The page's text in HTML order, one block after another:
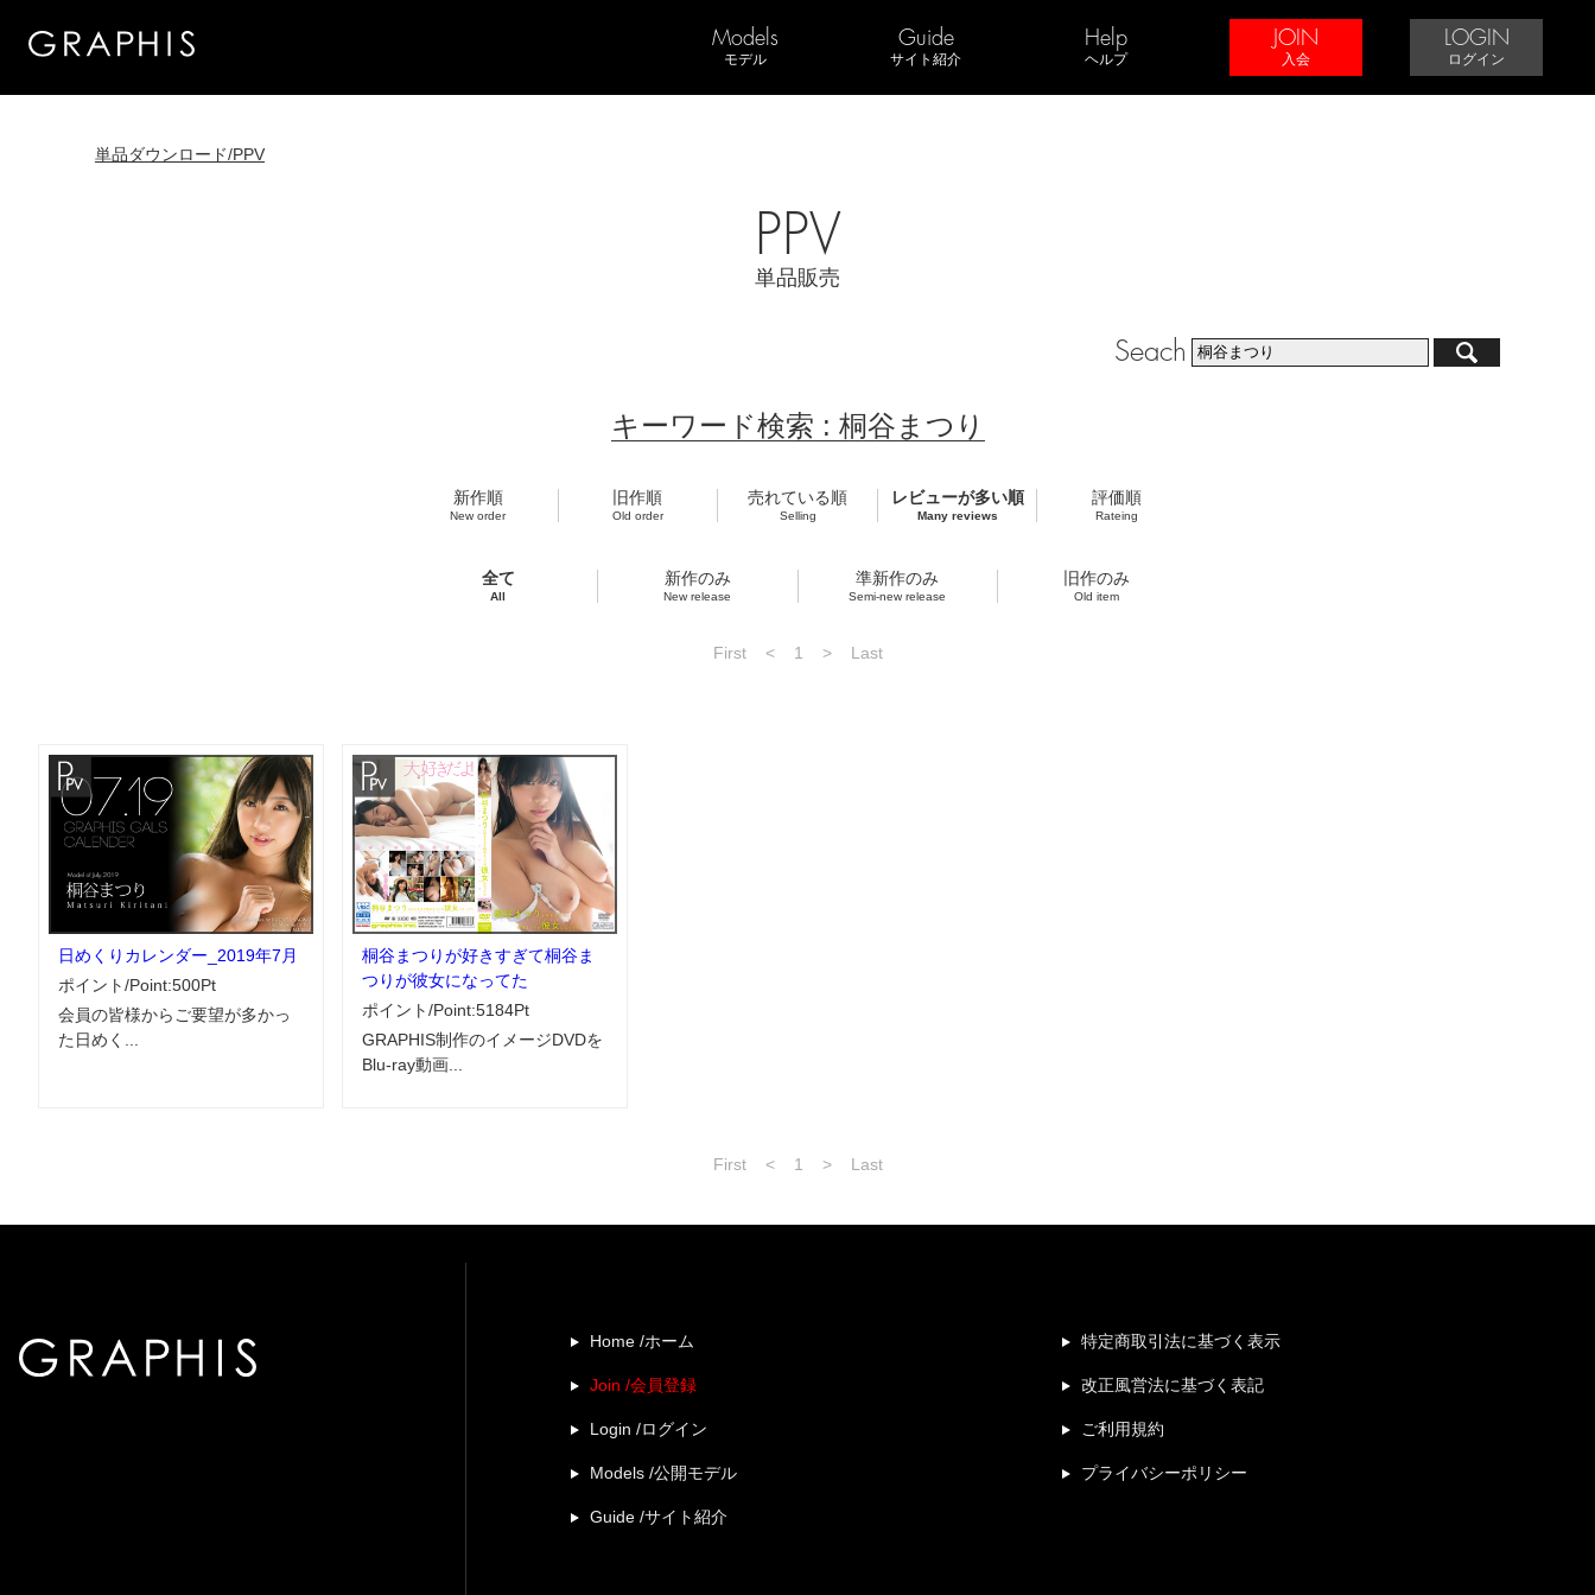
Models
モデル
Guide
サイト紹介
Help
ヘルプ
JOIN
入会
LOGIN
ログイン
単品ダウンロード/PPV
PPV
単品販売
Seach
キーワード検索 : 桐谷まつり
新作順
New order
旧作順
Old order
売れている順
Selling
レビューが多い順
Many reviews
評価順
Rateing
全て
All
新作のみ
New release
準新作のみ
Semi-new release
旧作のみ
Old item
First < 1 > Last
日めくりカレンダー_2019年7月
ポイント/Point:500Pt
会員の皆様からご要望が多かっ
た日めく...
桐谷まつりが好きすぎて桐谷ま
つりが彼女になってた
ポイント/Point:5184Pt
GRAPHIS制作のイメージDVDを
Blu-ray動画...
First < 1 > Last
Home /ホーム
Join /会員登録
Login /ログイン
Models /公開モデル
Guide /サイト紹介
特定商取引法に基づく表示
改正風営法に基づく表記
ご利用規約
プライバシーポリシー